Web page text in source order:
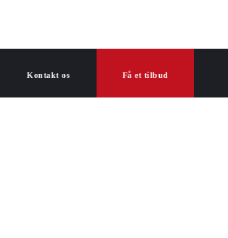
Kontakt os Få et tilbud